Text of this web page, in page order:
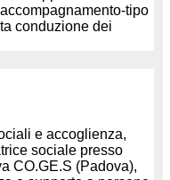
tipo
conduzione dei
e accoglienza,
sociale presso
CO.GE.S (Padova),